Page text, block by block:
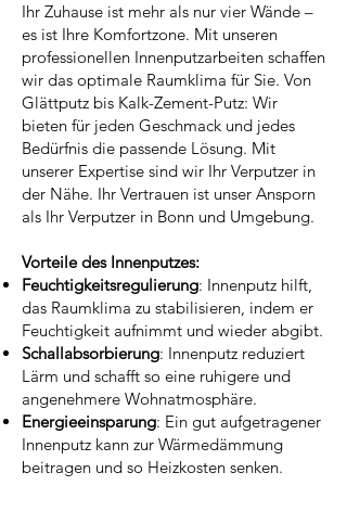
Ihr Zuhause ist mehr als nur vier Wände –
es ist Ihre Komfortzone. Mit unseren
professionellen Innenputzarbeiten schaffen
wir das optimale Raumklima für Sie. Von
Glättputz bis Kalk-Zement-Putz: Wir
bieten für jeden Geschmack und jedes
Bedürfnis die passende Lösung. Mit
unserer Expertise sind wir Ihr Verputzer in
der Nähe. Ihr Vertrauen ist unser Ansporn
als Ihr Verputzer in Bonn und Umgebung.
Vorteile des Innenputzes:
Feuchtigkeitsregulierung: Innenputz hilft,
das Raumklima zu stabilisieren, indem er
Feuchtigkeit aufnimmt und wieder abgibt.
Schallabsorbierung: Innenputz reduziert
Lärm und schafft so eine ruhigere und
angenehmere Wohnatmosphäre.
Energieeinsparung: Ein gut aufgetragener
Innenputz kann zur Wärmedämmung
beitragen und so Heizkosten senken.